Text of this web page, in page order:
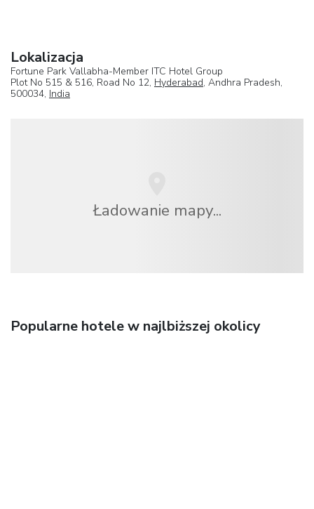
Lokalizacja
Fortune Park Vallabha-Member ITC Hotel Group
Plot No 515 & 516, Road No 12, Hyderabad, Andhra Pradesh,
500034, India
Ładowanie mapy...
Popularne hotele w najlbiższej okolicy